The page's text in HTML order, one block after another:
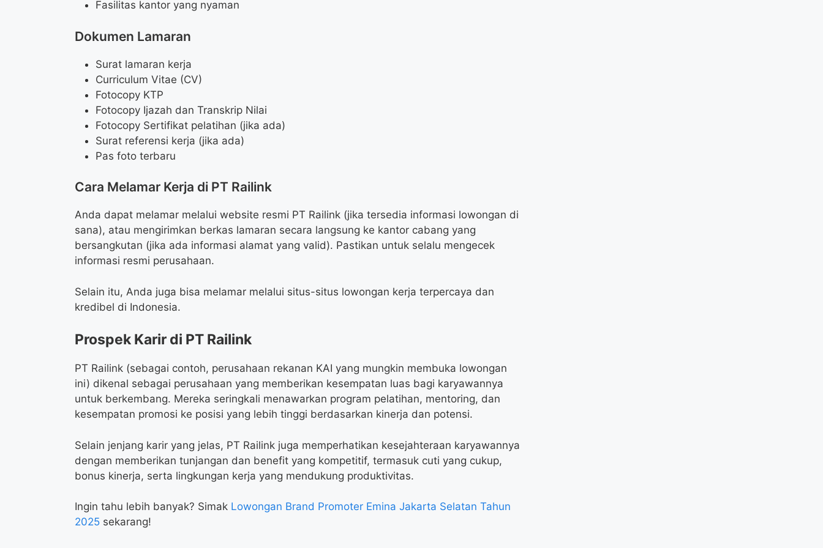
Fasilitas kantor yang nyaman
Dokumen Lamaran
Surat lamaran kerja
Curriculum Vitae (CV)
Fotocopy KTP
Fotocopy Ijazah dan Transkrip Nilai
Fotocopy Sertifikat pelatihan (jika ada)
Surat referensi kerja (jika ada)
Pas foto terbaru
Cara Melamar Kerja di PT Railink
Anda dapat melamar melalui website resmi PT Railink (jika tersedia informasi lowongan di
sana), atau mengirimkan berkas lamaran secara langsung ke kantor cabang yang
bersangkutan (jika ada informasi alamat yang valid). Pastikan untuk selalu mengecek
informasi resmi perusahaan.
Selain itu, Anda juga bisa melamar melalui situs-situs lowongan kerja terpercaya dan
kredibel di Indonesia.
Prospek Karir di PT Railink
PT Railink (sebagai contoh, perusahaan rekanan KAI yang mungkin membuka lowongan
ini) dikenal sebagai perusahaan yang memberikan kesempatan luas bagi karyawannya
untuk berkembang. Mereka seringkali menawarkan program pelatihan, mentoring, dan
kesempatan promosi ke posisi yang lebih tinggi berdasarkan kinerja dan potensi.
Selain jenjang karir yang jelas, PT Railink juga memperhatikan kesejahteraan karyawannya
dengan memberikan tunjangan dan benefit yang kompetitif, termasuk cuti yang cukup,
bonus kinerja, serta lingkungan kerja yang mendukung produktivitas.
Ingin tahu lebih banyak? Simak Lowongan Brand Promoter Emina Jakarta Selatan Tahun
2025 sekarang!